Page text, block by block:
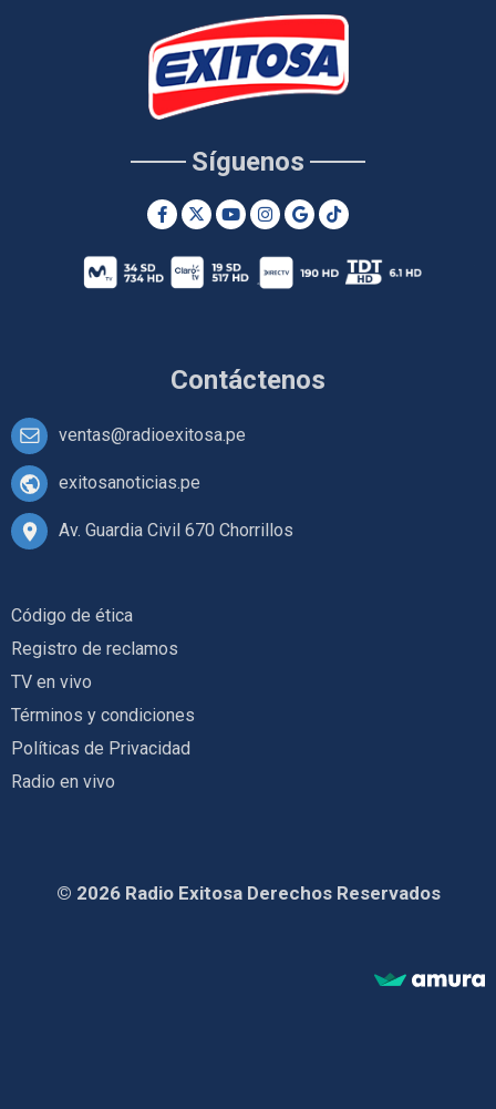
Contáctenos
ventas@radioexitosa.pe
exitosanoticias.pe
Av. Guardia Civil 670 Chorrillos
Síguenos
Código de ética
Registro de reclamos
TV en vivo
Términos y condiciones
Políticas de Privacidad
Radio en vivo
© 2026 Radio Exitosa Derechos Reservados